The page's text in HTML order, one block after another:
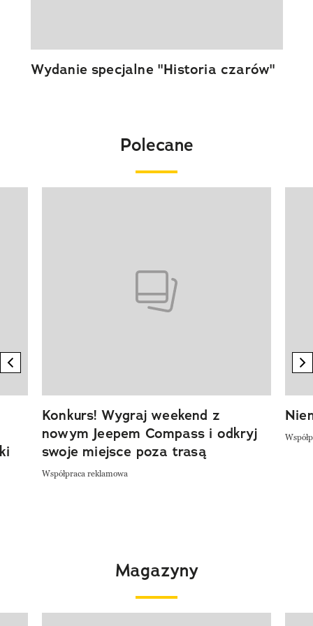
Wydanie specjalne "Historia czarów"
Polecane
previous element
Konkurs! Wygraj weekend z
nowym Jeepem Compass i odkryj
swoje miejsce poza trasą
Współpraca reklamowa
Magazyny